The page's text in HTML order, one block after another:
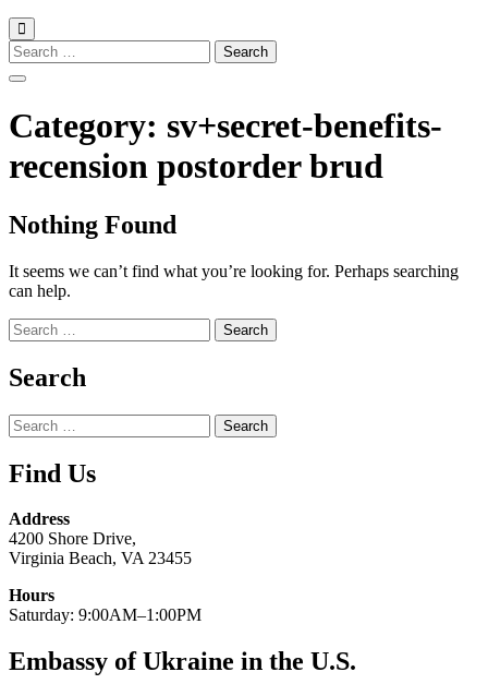
Search
for:
Category: sv+secret-benefits-
recension postorder brud
Nothing Found
It seems we can’t find what you’re looking for. Perhaps searching
can help.
Search
for:
Search
Search
for:
Find Us
Address
4200 Shore Drive,
Virginia Beach, VA 23455
Hours
Saturday: 9:00AM–1:00PM
Embassy of Ukraine in the U.S.